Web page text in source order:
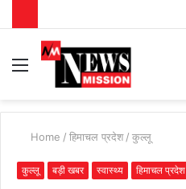
Menu
Home / हिमाचल प्रदेश / कुल्लू
कुल्लू बड़ी खबर स्वास्थ्य हिमाचल प्रदेश